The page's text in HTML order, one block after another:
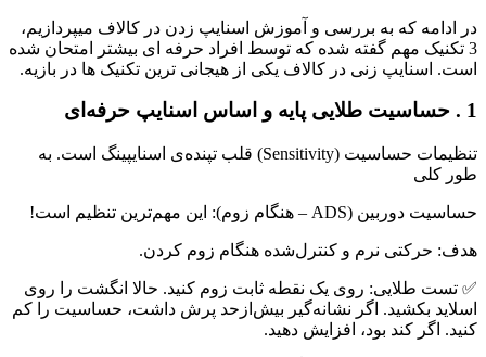
در ادامه که به بررسی و آموزش اسنایپ زدن در کالاف میپردازیم،
3 تکنیک مهم گفته شده که توسط افراد حرفه ای بیشتر امتحان شده
است. اسنایپ زنی در کالاف یکی از هیجانی ترین تکنیک ها در بازیه.
1 . حساسیت طلایی پایه و اساس اسنایپ حرفه‌ای
تنظیمات حساسیت (Sensitivity) قلب تپنده‌ی اسنایپینگ است. به
طور کلی
حساسیت دوربین (ADS – هنگام زوم): این مهم‌ترین تنظیم است!
هدف: حرکتی نرم و کنترل‌شده هنگام زوم کردن.
✅ تست طلایی: روی یک نقطه ثابت زوم کنید. حالا انگشت را روی
اسلاید بکشید. اگر نشانه‌گیر بیش‌ازحد پرش داشت، حساسیت را کم
کنید. اگر کند بود، افزایش دهید.